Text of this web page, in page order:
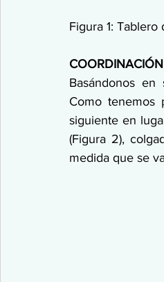
Figura 1:
Basándonos
Como tenemos
siguiente en
(Figura 2),
medida que se